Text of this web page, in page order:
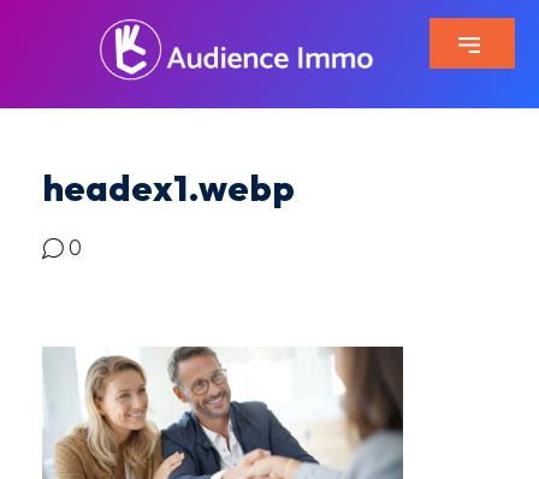
headex1.webp
0